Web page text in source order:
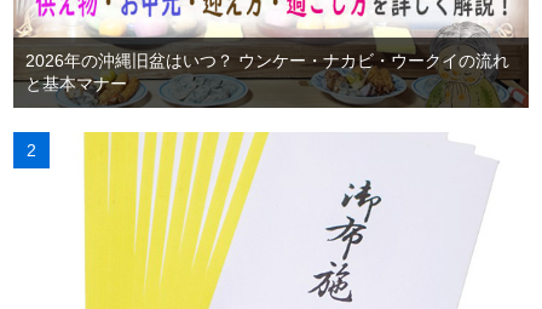
2026年の沖縄旧盆はいつ？ ウンケー・ナカビ・ウークイの流れ
と基本マナー